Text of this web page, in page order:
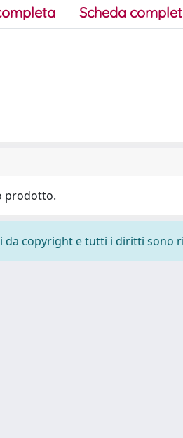
Scheda
prodotto.
da copyright e tutti i diritti sono